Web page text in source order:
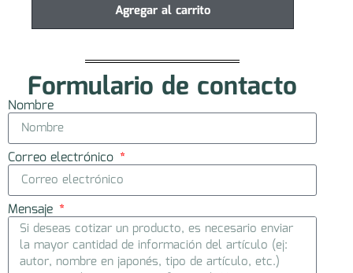
Agregar al carrito
Formulario de contacto
Nombre
Correo electrónico
Mensaje